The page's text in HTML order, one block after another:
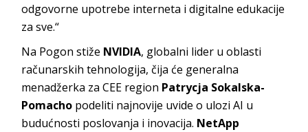
odgovorne upotrebe interneta i digitalne edukacije
za sve.“
Na Pogon stiže NVIDIA, globalni lider u oblasti
računarskih tehnologija, čija će generalna
menadžerka za CEE region Patrycja Sokalska-
Pomacho podeliti najnovije uvide o ulozi AI u
budućnosti poslovanja i inovacija. NetApp